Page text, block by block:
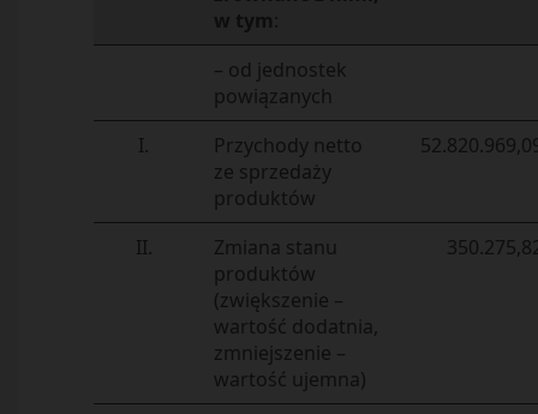
w tym
– od jednostek
powiązanych
I.
Przychody netto
ze sprzedaży
produktów
II.
Zmiana stanu
produktów
(zwiększenie –
wartość dodatnia,
zmniejszenie –
wartość ujemna)